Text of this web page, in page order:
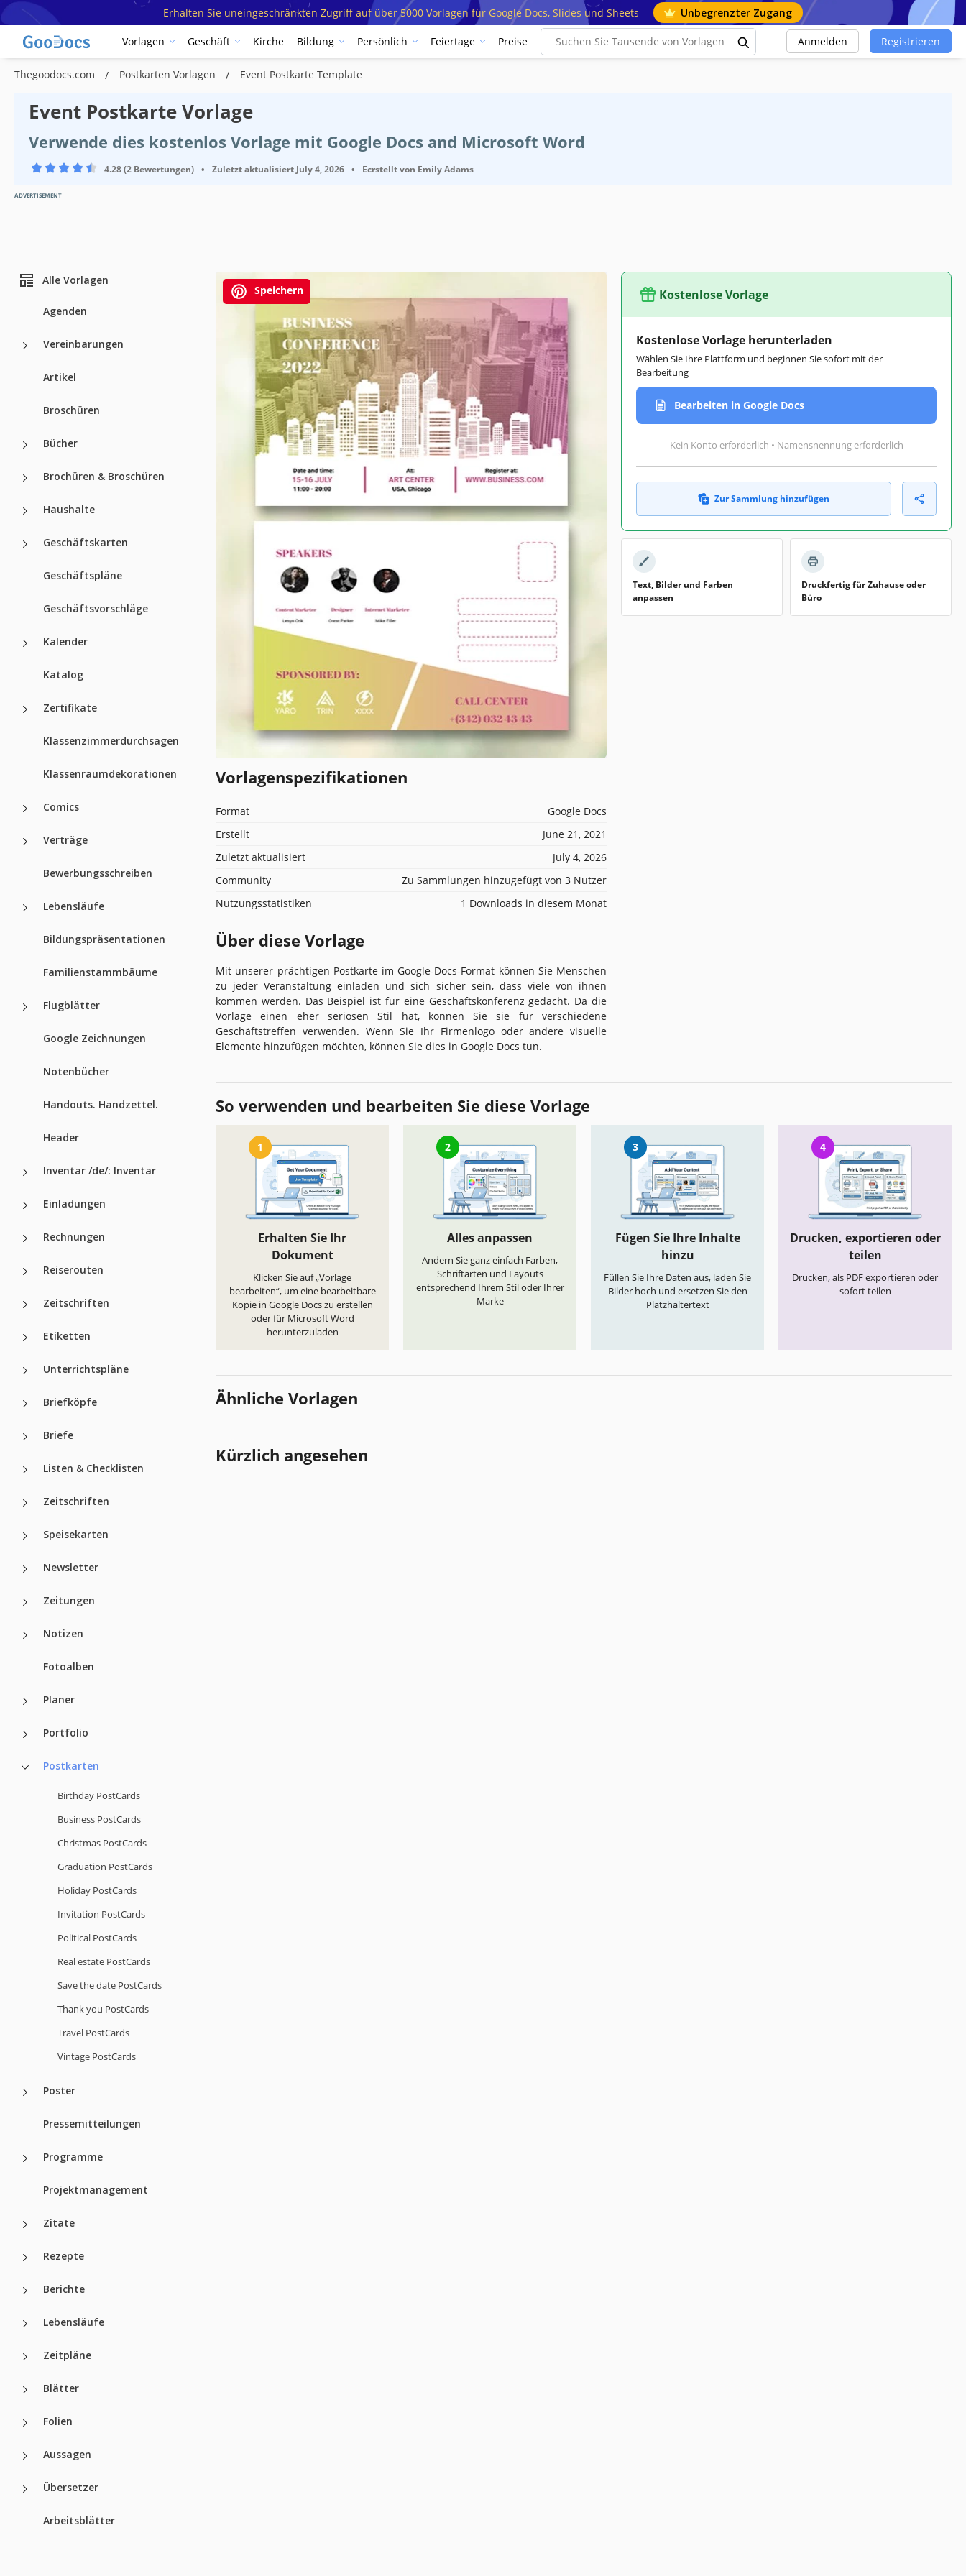
Erhalten Sie uneingeschränkten Zugriff auf über 5000 Vorlagen für Google Docs, Slides und Sheets Unbegrenzter Zugang
Vorlagen Geschäft Kirche Bildung Persönlich Feiertage Preise Anmelden Registrieren
Thegoodocs.com Postkarten Vorlagen Event Postkarte Template
Event Postkarte Vorlage
Verwende dies kostenlos Vorlage mit Google Docs and Microsoft Word
4.28 (2 Bewertungen) • Zuletzt aktualisiert July 4, 2026 • Ecrstellt von Emily Adams
ADVERTISEMENT
Alle Vorlagen
Agenden
Vereinbarungen
Artikel
Broschüren
Bücher
Brochüren & Broschüren
Haushalte
Geschäftskarten
Geschäftspläne
Geschäftsvorschläge
Kalender
Katalog
Zertifikate
Klassenzimmerdurchsagen
Klassenraumdekorationen
Comics
Verträge
Bewerbungsschreiben
Lebensläufe
Bildungspräsentationen
Familienstammbäume
Flugblätter
Google Zeichnungen
Notenbücher
Handouts. Handzettel.
Header
Inventar /de/: Inventar
Einladungen
Rechnungen
Reiserouten
Zeitschriften
Etiketten
Unterrichtspläne
Briefköpfe
Briefe
Listen & Checklisten
Zeitschriften
Speisekarten
Newsletter
Zeitungen
Notizen
Fotoalben
Planer
Portfolio
Postkarten
Birthday PostCards
Business PostCards
Christmas PostCards
Graduation PostCards
Holiday PostCards
Invitation PostCards
Political PostCards
Real estate PostCards
Save the date PostCards
Thank you PostCards
Travel PostCards
Vintage PostCards
Poster
Pressemitteilungen
Programme
Projektmanagement
Zitate
Rezepte
Berichte
Lebensläufe
Zeitpläne
Blätter
Folien
Aussagen
Übersetzer
Arbeitsblätter
Speichern
Vorlagenspezifikationen
Format
Google Docs
Erstellt
June 21, 2021
Zuletzt aktualisiert
July 4, 2026
Community
Zu Sammlungen hinzugefügt von 3 Nutzer
Nutzungsstatistiken
1 Downloads in diesem Monat
Über diese Vorlage
Mit unserer prächtigen Postkarte im Google-Docs-Format können Sie Menschen
zu jeder Veranstaltung einladen und sich sicher sein, dass viele von ihnen
kommen werden. Das Beispiel ist für eine Geschäftskonferenz gedacht. Da die
Vorlage einen eher seriösen Stil hat, können Sie sie für verschiedene
Geschäftstreffen verwenden. Wenn Sie Ihr Firmenlogo oder andere visuelle
Elemente hinzufügen möchten, können Sie dies in Google Docs tun.
Kostenlose Vorlage
Kostenlose Vorlage herunterladen
Wählen Sie Ihre Plattform und beginnen Sie sofort mit der
Bearbeitung
Bearbeiten in Google Docs
Kein Konto erforderlich • Namensnennung erforderlich
Zur Sammlung hinzufügen
Text, Bilder und Farben
anpassen
Druckfertig für Zuhause oder
Büro
So verwenden und bearbeiten Sie diese Vorlage
1
Erhalten Sie Ihr
Dokument
Klicken Sie auf „Vorlage
bearbeiten“, um eine bearbeitbare
Kopie in Google Docs zu erstellen
oder für Microsoft Word
herunterzuladen
2
Alles anpassen
Ändern Sie ganz einfach Farben,
Schriftarten und Layouts
entsprechend Ihrem Stil oder Ihrer
Marke
3
Fügen Sie Ihre Inhalte
hinzu
Füllen Sie Ihre Daten aus, laden Sie
Bilder hoch und ersetzen Sie den
Platzhaltertext
4
Drucken, exportieren oder
teilen
Drucken, als PDF exportieren oder
sofort teilen
Ähnliche Vorlagen
Kürzlich angesehen